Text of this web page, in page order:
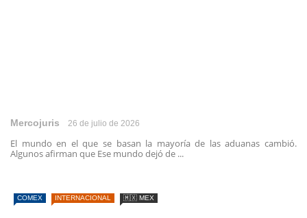
Mercojuris 26 de julio de 2026
El mundo en el que se basan la mayoría de las aduanas cambió.
Algunos afirman que Ese mundo dejó de ...
COMEX INTERNACIONAL 🇲🇽 MEX